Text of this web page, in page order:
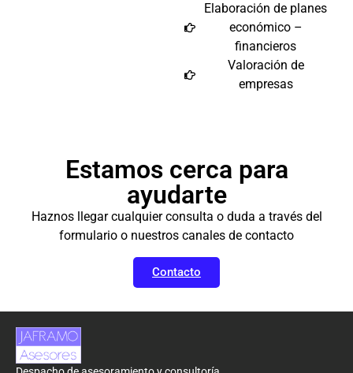
Elaboración de planes
económico –
financieros
Valoración de
empresas
Estamos cerca para
ayudarte
Haznos llegar cualquier consulta o duda a través del
formulario o nuestros canales de contacto
Contacto